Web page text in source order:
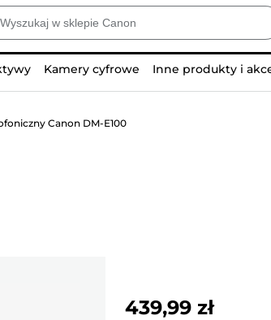
Kamery cyfrowe Inne produkty i
Canon DM-E100
439,99 zł